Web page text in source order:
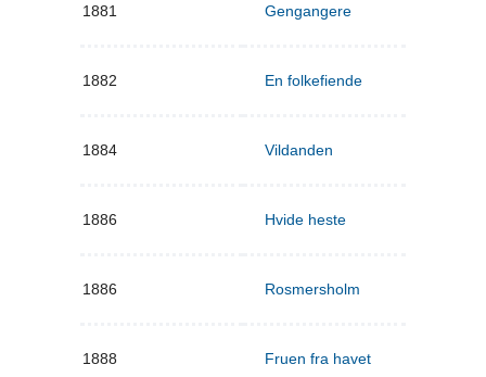
1881 Gengangere
1882 En folkefiende
1884 Vildanden
1886 Hvide heste
1886 Rosmersholm
1888 Fruen fra havet